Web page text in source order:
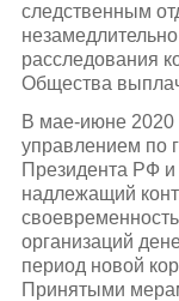
следственным
расследования
Общества
В мае-июне 2020
управлением по
Президента РФ
надлежащий
организаций
период новой
Принятыми